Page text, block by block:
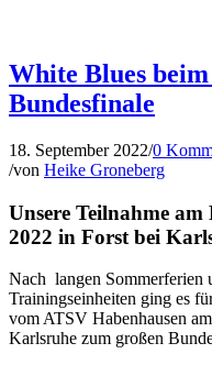
White Blues
Bundesfinale
18. September 2022/0
/von Heike Groneberg
Unsere Teilnahme
2022 in Forst bei
Nach langen Sommerferien
Trainingseinheiten ging es
vom ATSV Habenhausen
Karlsruhe zum großen